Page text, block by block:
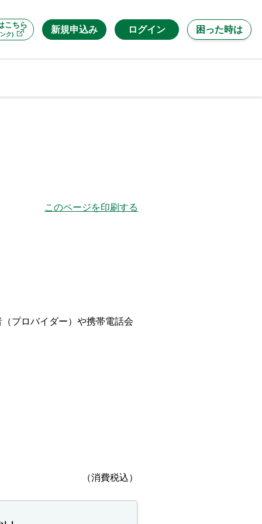
こちら
ク) 新規申込み ログイン 困った時は
このページを印刷する
プロバイダー）や携帯電話会
（消費税込）